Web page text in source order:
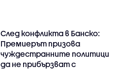
След конфликта в Банско:
Премиерът призова
чуждестранните политици
да не прибързват с